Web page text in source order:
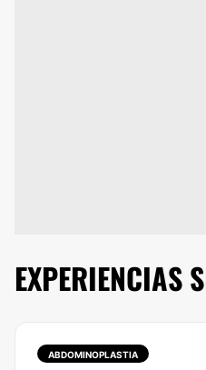
EXPERIENCIAS
ABDOMINOPLASTIA